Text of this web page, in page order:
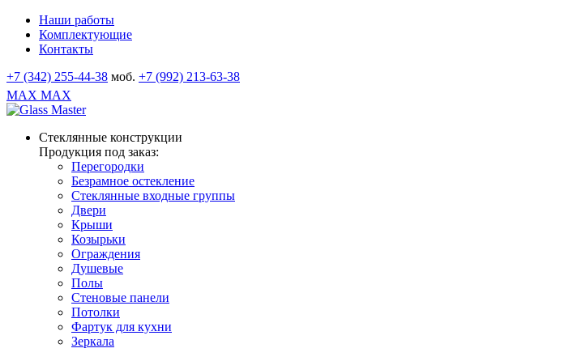
Наши работы
Комплектующие
Контакты
+7 (342) 255-44-38 моб. +7 (992) 213-63-38
MAX MAX
Стеклянные конструкции
Продукция под заказ:
Перегородки
Безрамное остекление
Стеклянные входные группы
Двери
Крыши
Козырьки
Ограждения
Душевые
Полы
Стеновые панели
Потолки
Фартук для кухни
Зеркала